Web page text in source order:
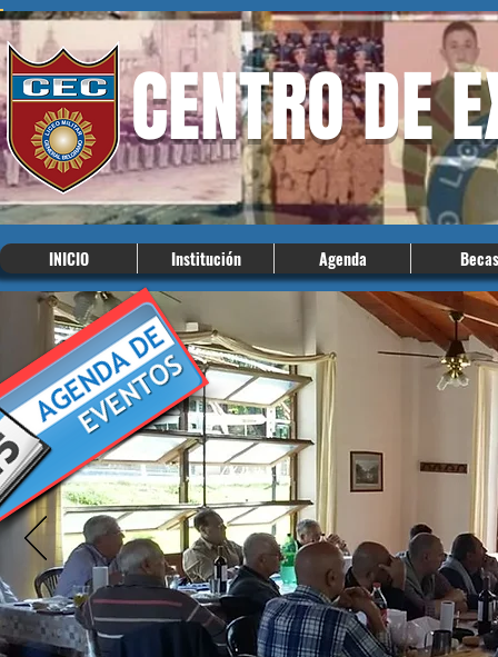
CENTRO DE
INICIO Institución Agenda Becas